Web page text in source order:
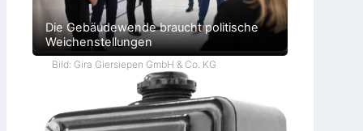
Die Gebäudewende braucht politische
Weichenstellungen
Bild: Gira Giersiepen GmbH & Co. KG